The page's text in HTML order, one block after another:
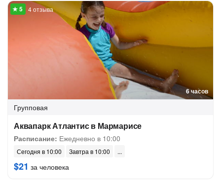
6 часов
4 отзыва
Групповая
Аквапарк Атлантис в Мармарисе
Расписание: Ежедневно в 10:00
Сегодня в 10:00 Завтра в 10:00
$21 за человека